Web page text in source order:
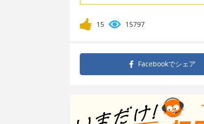
15 15797
Facebookでシェア